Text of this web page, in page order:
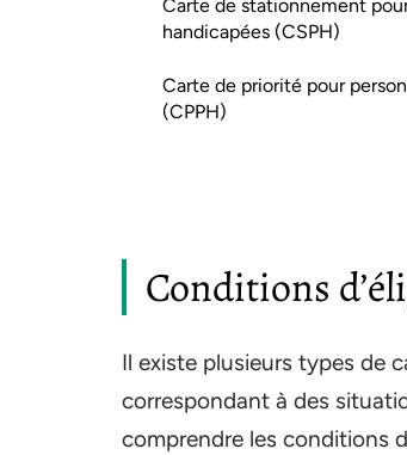
Carte de stationnement
handicapées (CSPH)
Carte de priorité pour
(CPPH)
Conditions
Il existe plusieurs types de
correspondant à des
comprendre les conditions